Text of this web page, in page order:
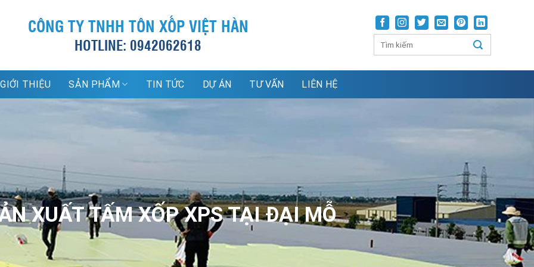
CÔNG TY TNHH TÔN XỐP VIỆT HÀN
HOTLINE: 0942062618
GIỚI THIỆU SẢN PHẨM TIN TỨC DỰ ÁN TƯ VẤN LIÊN HỆ
XUẤT TẤM XỐP XPS TẠI ĐẠI MỖ